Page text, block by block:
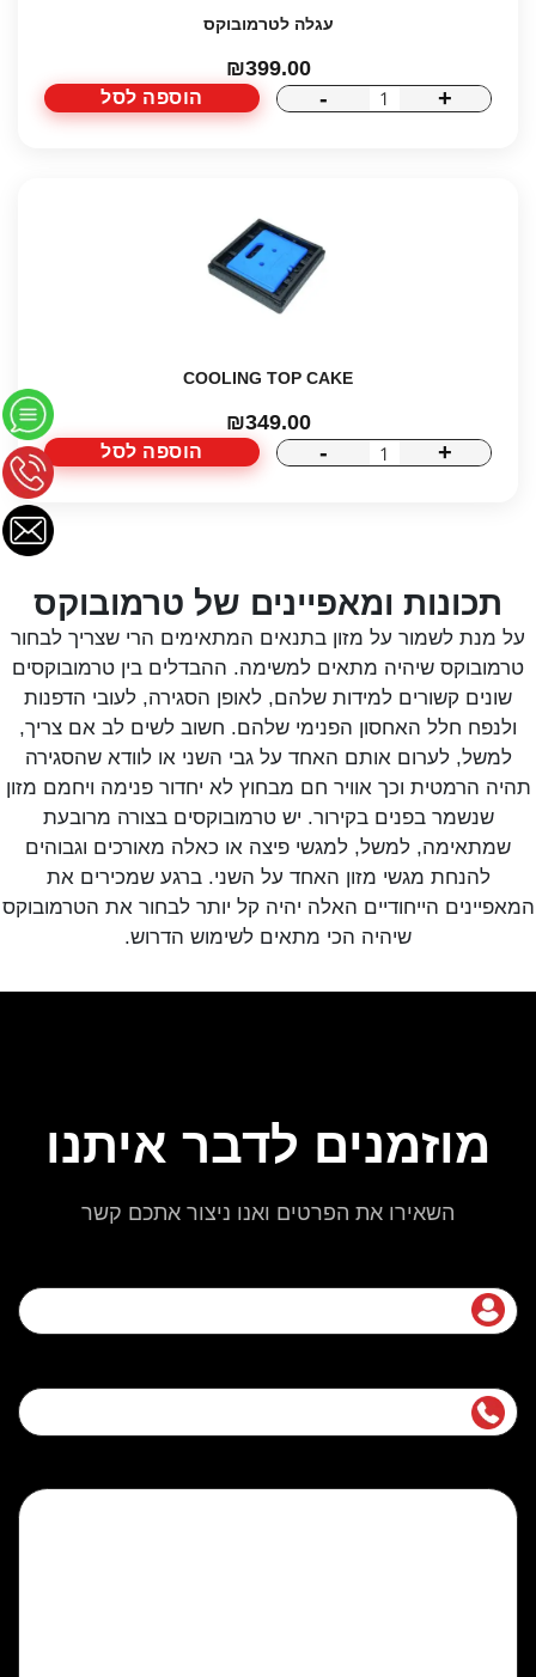
עגלה לטרמובוקס
₪399.00
+
כמות
- הוספה לסל
COOLING TOP CAKE
₪349.00
+
כמות
- הוספה לסל
תכונות ומאפיינים של טרמובוקס
על מנת לשמור על מזון בתנאים המתאימים הרי שצריך לבחור
טרמובוקס שיהיה מתאים למשימה. ההבדלים בין טרמובוקסים
שונים קשורים למידות שלהם, לאופן הסגירה, לעובי הדפנות
ולנפח חלל האחסון הפנימי שלהם. חשוב לשים לב אם צריך,
למשל, לערום אותם האחד על גבי השני או לוודא שהסגירה
תהיה הרמטית וכך אוויר חם מבחוץ לא יחדור פנימה ויחמם מזון
שנשמר בפנים בקירור. יש טרמובוקסים בצורה מרובעת
שמתאימה, למשל, למגשי פיצה או כאלה מאורכים וגבוהים
להנחת מגשי מזון האחד על השני. ברגע שמכירים את
המאפיינים הייחודיים האלה יהיה קל יותר לבחור את הטרמובוקס
שיהיה הכי מתאים לשימוש הדרוש.
מוזמנים לדבר איתנו
השאירו את הפרטים ואנו ניצור אתכם קשר